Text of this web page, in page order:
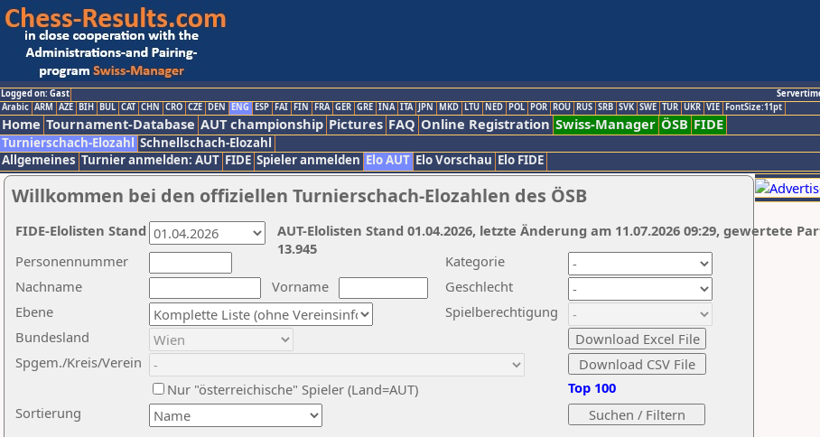
Logged on: Gast
Arabic ARM AZE BIH BUL CAT CHN CRO CZE DEN ENG ESP FAI FIN FRA GER GRE INA ITA JPN MKD LTU NED POL POR ROU RUS SRB SVK SWE TUR UKR VIE FontSize:11pt
Home Tournament-Database AUT championship Pictures FAQ Online Registration Swiss-Manager ÖSB FIDE
Turnierschach-Elozahl Schnellschach-Elozahl
Allgemeines Turnier anmelden: AUT FIDE Spieler anmelden Elo AUT Elo Vorschau Elo FIDE
Willkommen bei den offiziellen Turnierschach-Elozahlen des ÖSB
Nachname
Vorname
Ebene
Kategorie
Sortierung
Personennummer
Bundesland
Spgem./Kreis/Verein
Geschlecht
Nur "österreichische" Spieler (Land=AUT)
Spielberechtigung
Top 100
AUT-Elolisten Stand 01.04.2026, letzte Änderung am 11.07.2026 09:29, gewertete
13.945
FIDE-Elolisten Stand